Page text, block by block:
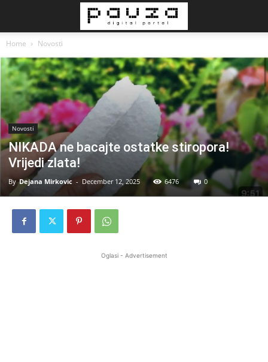
Home Novosti
Novosti
NIKADA ne bacajte ostatke stiropora!
Vrijedi zlata!
By Dejana Mirkovic - December 12, 2025 6476 0
Oglasi - Advertisement